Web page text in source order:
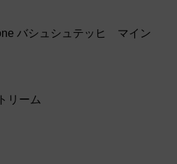
バシュシュテッヒ マイン
リーム